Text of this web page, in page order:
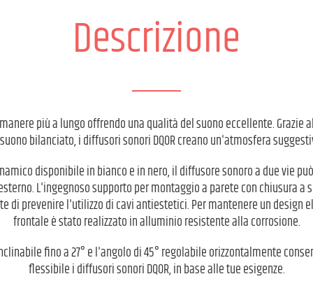
Descrizione
più a lungo offrendo una qualità del suono eccellente. Grazie
bilanciato, i diffusori sonori DQOR creano un'atmosfera
disponibile in bianco e in nero, il diffusore sonoro a due vie
L'ingegnoso supporto per montaggio a parete con chiusura
di prevenire l'utilizzo di cavi antiestetici. Per mantenere un design
frontale è stato realizzato in alluminio resistente alla corrosione.
fino a 27° e l'angolo di 45° regolabile orizzontalmente
flessibile i diffusori sonori DQOR, in base alle tue esigenze.